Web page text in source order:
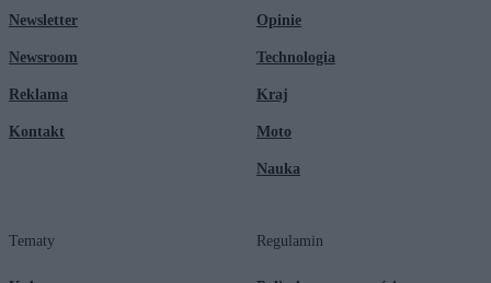
Newsletter
Newsroom
Reklama
Kontakt
Opinie
Technologia
Kraj
Moto
Nauka
Tematy Regulamin